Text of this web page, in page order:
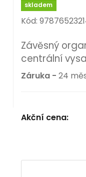
skladem
Kód:
Závěsný
centrální
Záruka - 24
Akční cena: